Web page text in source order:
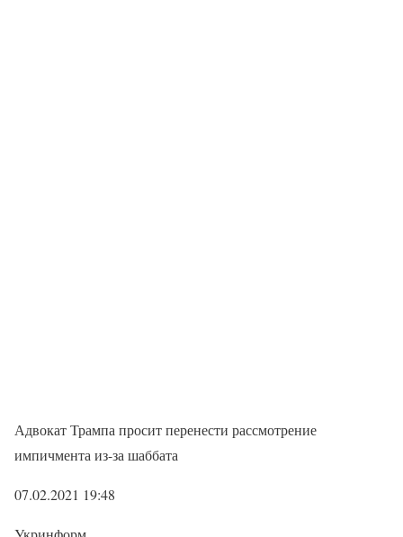
Адвокат Трампа просит перенести рассмотрение
импичмента из-за шаббата
07.02.2021 19:48